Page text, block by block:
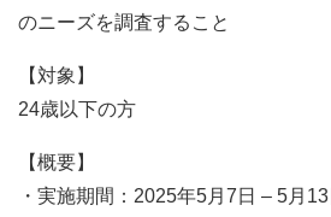
のニーズを調査すること
【対象】
24歳以下の方
【概要】
・実施期間：2025年5月7日 – 5月